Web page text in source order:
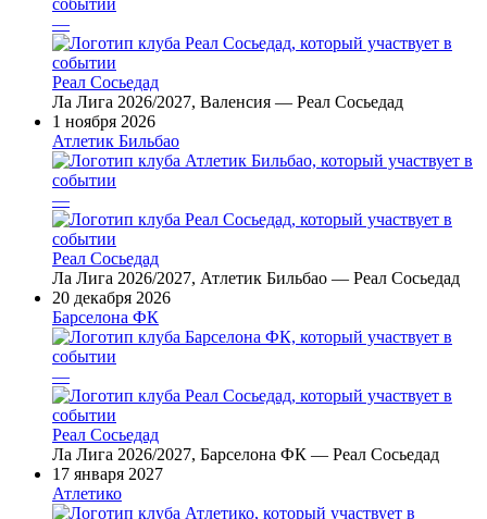
—
Реал Сосьедад
Ла Лига 2026/2027, Валенсия — Реал Сосьедад
1 ноября 2026
Атлетик Бильбао
—
Реал Сосьедад
Ла Лига 2026/2027, Атлетик Бильбао — Реал Сосьедад
20 декабря 2026
Барселона ФК
—
Реал Сосьедад
Ла Лига 2026/2027, Барселона ФК — Реал Сосьедад
17 января 2027
Атлетико